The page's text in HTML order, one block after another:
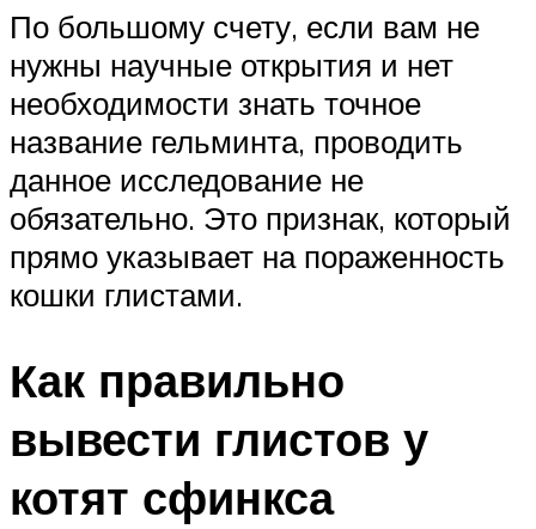
По большому счету, если вам не
нужны научные открытия и нет
необходимости знать точное
название гельминта, проводить
данное исследование не
обязательно. Это признак, который
прямо указывает на пораженность
кошки глистами.
Как правильно
вывести глистов у
котят сфинкса